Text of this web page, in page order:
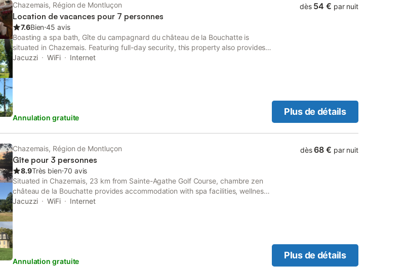
Chazemais, Région de Montluçon
Location de vacances pour 7 personnes
7.6Bien⋅45 avis
Boasting a spa bath, Gîte du campagnard du château de la Bouchatte is
situated in Chazemais. Featuring full-day security, this property also provides
guests with a children's playground.
Jacuzzi WiFi Internet
Annulation gratuite
dès 54 € par nuit
Plus de détails
Chazemais, Région de Montluçon
Gîte pour 3 personnes
8.9Très bien⋅70 avis
Situated in Chazemais, 23 km from Sainte-Agathe Golf Course, chambre zen
château de la Bouchatte provides accommodation with spa facilities, wellness
packages and a steam room.
Jacuzzi WiFi Internet
Annulation gratuite
dès 68 € par nuit
Plus de détails